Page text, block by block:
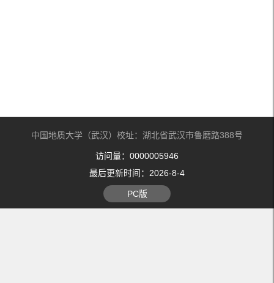
中国地质大学（武汉）校址：湖北省武汉市鲁磨路388号
访问量： 0000005946
最后更新时间： 2026-8-4
PC版